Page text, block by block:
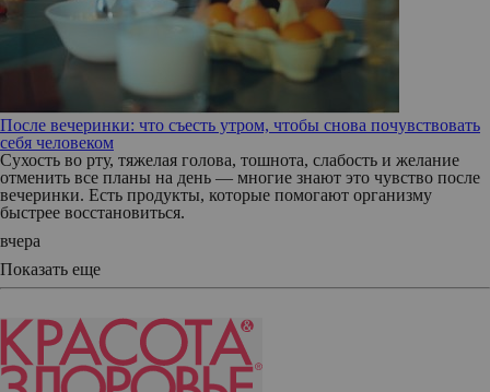
После вечеринки: что съесть утром, чтобы снова почувствовать
себя человеком
Сухость во рту, тяжелая голова, тошнота, слабость и желание
отменить все планы на день — многие знают это чувство после
вечеринки. Есть продукты, которые помогают организму
быстрее восстановиться.
вчера
Показать еще